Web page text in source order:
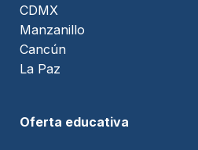
CDMX
Manzanillo
Cancún
La Paz
Oferta educativa